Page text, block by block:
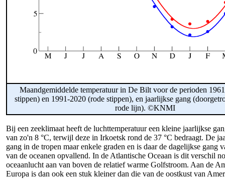
Maandgemiddelde temperatuur in De Bilt voor de perioden
stippen) en 1991-2020 (rode stippen), en jaarlijkse gang
rode lijn). ©KNMI
Bij een zeeklimaat heeft de luchttemperatuur een kleine jaarlijkse
van zo'n 8 °C, terwijl deze in Irkoetsk rond de 37 °C bedraagt. De
gang in de tropen maar enkele graden en is daar de dagelijkse
van de oceanen opvallend. In de Atlantische Oceaan is dit verschil
oceaanlucht aan van boven de relatief warme Golfstroom. Aan de
Europa is dan ook een stuk kleiner dan die van de oostkust van